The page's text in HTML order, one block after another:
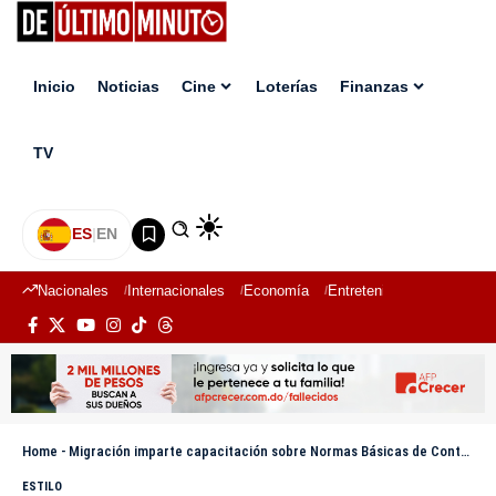
Inicio Noticias Cine Loterías Finanzas
TV
ES|EN
Nacionales Internacionales Economía Entretenimiento
Home - Migración imparte capacitación sobre Normas Básicas de Control Interno para fortalecer la gestión institucional
ESTILO